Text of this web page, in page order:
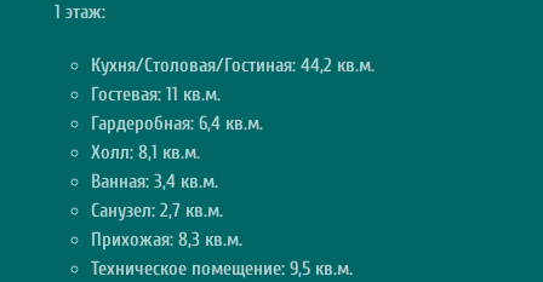
1 этаж:
Кухня/Столовая/Гостиная: 44,2 кв.м.
Гостевая: 11 кв.м.
Гардеробная: 6,4 кв.м.
Холл: 8,1 кв.м.
Ванная: 3,4 кв.м.
Санузел: 2,7 кв.м.
Прихожая: 8,3 кв.м.
Техническое помещение: 9,5 кв.м.